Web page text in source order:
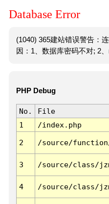
Database Error
(1040) 365建站错误警告：
因：1、数据库密码不对; 2、
PHP Debug
No. File
1
/index.php
2 /source/
3 /source/class/
4 /source/class/